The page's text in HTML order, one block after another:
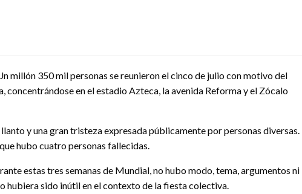
millón 350 mil personas se reunieron el cinco de julio con motivo del
en el estadio Azteca, la avenida Reforma y el Zócalo
y una gran tristeza expresada públicamente por personas diversas.
hubo cuatro personas fallecidas.
estas tres semanas de Mundial, no hubo modo, tema, argumentos ni
hubiera sido inútil en el contexto de la fiesta colectiva.